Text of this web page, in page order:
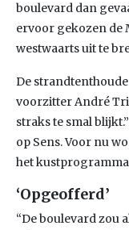
boulevard dan
ervoor gekozen de
westwaarts uit te
De
voorzitter André
straks te smal
op Sens. Voor nu
het
‘Opgeofferd’
“De boulevard zou